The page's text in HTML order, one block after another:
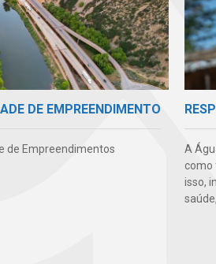
DE EMPREENDIMENTO
de Empreendimentos
A
como
isso,